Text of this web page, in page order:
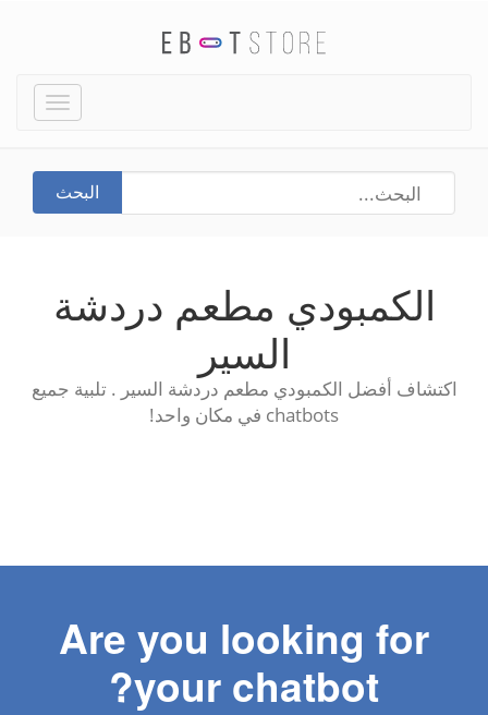
Toggle
البحث
الكمبودي مطعم دردشة
السير
اكتشاف أفضل الكمبودي مطعم دردشة السير . تلبية جميع
chatbots في مكان واحد!
Are you looking for
your chatbot?